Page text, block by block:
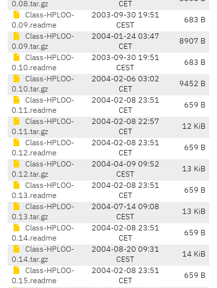
0.08.tar.gz
CET
Class-HPLOO-
0.09.readme
2003-09-30 19:51
CEST
683 B
Class-HPLOO-
0.09.tar.gz
2004-01-24 03:47
CET
8907 B
Class-HPLOO-
0.10.readme
2003-09-30 19:51
CEST
683 B
Class-HPLOO-
0.10.tar.gz
2004-02-06 03:02
CET
9452 B
Class-HPLOO-
0.11.readme
2004-02-08 23:51
CET
659 B
Class-HPLOO-
0.11.tar.gz
2004-02-08 22:57
CET
12 KiB
Class-HPLOO-
0.12.readme
2004-02-08 23:51
CET
659 B
Class-HPLOO-
0.12.tar.gz
2004-04-09 09:52
CEST
13 KiB
Class-HPLOO-
0.13.readme
2004-02-08 23:51
CET
659 B
Class-HPLOO-
0.13.tar.gz
2004-07-14 09:08
CEST
13 KiB
Class-HPLOO-
0.14.readme
2004-02-08 23:51
CET
659 B
Class-HPLOO-
0.14.tar.gz
2004-08-20 09:31
CEST
14 KiB
Class-HPLOO-
0.15.readme
2004-02-08 23:51
CET
659 B